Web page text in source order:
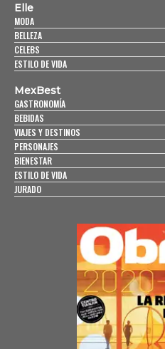
Elle
MODA
BELLEZA
CELEBS
ESTILO DE VIDA
MexBest
GASTRONOMÍA
BEBIDAS
VIAJES Y DESTINOS
PERSONAJES
BIENESTAR
ESTILO DE VIDA
JURADO